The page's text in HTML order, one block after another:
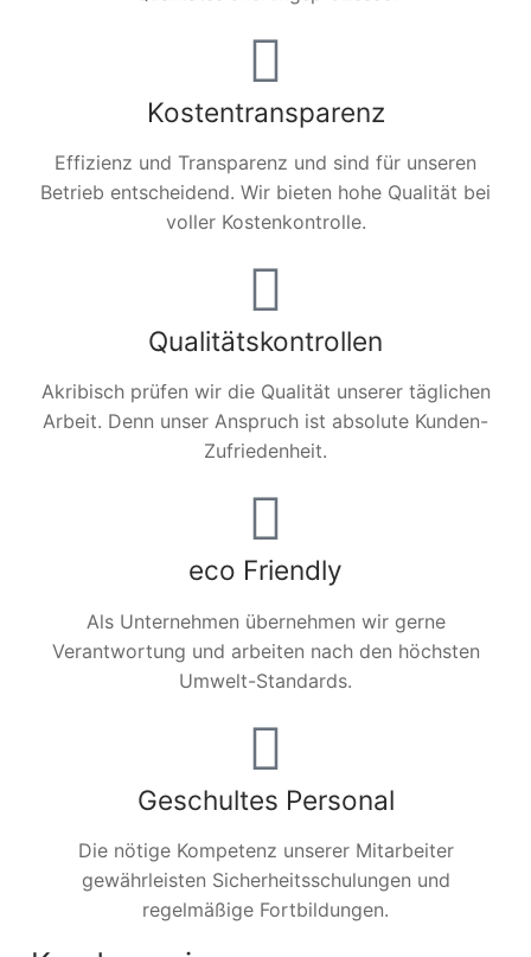
Kostentransparenz
Effizienz und Transparenz und sind für unseren
Betrieb entscheidend. Wir bieten hohe Qualität bei
voller Kostenkontrolle.
Qualitätskontrollen
Akribisch prüfen wir die Qualität unserer täglichen
Arbeit. Denn unser Anspruch ist absolute Kunden-
Zufriedenheit.
eco Friendly
Als Unternehmen übernehmen wir gerne
Verantwortung und arbeiten nach den höchsten
Umwelt-Standards.
Geschultes Personal
Die nötige Kompetenz unserer Mitarbeiter
gewährleisten Sicherheitsschulungen und
regelmäßige Fortbildungen.